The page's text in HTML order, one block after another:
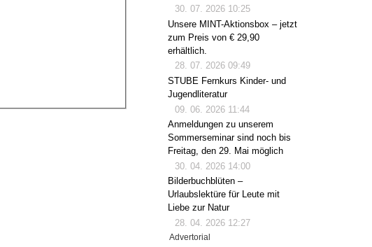
30. 07. 2026 10:25
Unsere MINT-Aktionsbox – jetzt
zum Preis von € 29,90
erhältlich.
28. 07. 2026 09:49
STUBE Fernkurs Kinder- und
Jugendliteratur
09. 06. 2026 11:44
Anmeldungen zu unserem
Sommerseminar sind noch bis
Freitag, den 29. Mai möglich
30. 04. 2026 14:00
Bilderbuchblüten –
Urlaubslektüre für Leute mit
Liebe zur Natur
28. 04. 2026 12:27
Advertorial